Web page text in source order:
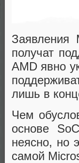
Заявления
получат
AMD явно
лишь в
Чем
основе
неясно, но
самой